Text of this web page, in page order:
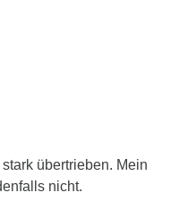
übertrieben. Mein
nicht.